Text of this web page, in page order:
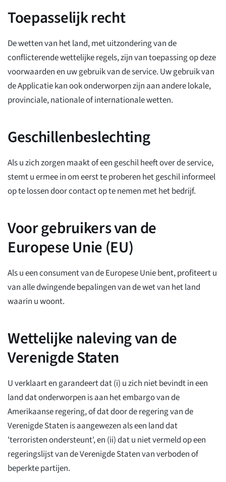
Toepasselijk recht
De wetten van het land, met uitzondering van de
conflicterende wettelijke regels, zijn van toepassing op deze
voorwaarden en uw gebruik van de service. Uw gebruik van
de Applicatie kan ook onderworpen zijn aan andere lokale,
provinciale, nationale of internationale wetten.
Geschillenbeslechting
Als u zich zorgen maakt of een geschil heeft over de service,
stemt u ermee in om eerst te proberen het geschil informeel
op te lossen door contact op te nemen met het bedrijf.
Voor gebruikers van de
Europese Unie (EU)
Als u een consument van de Europese Unie bent, profiteert u
van alle dwingende bepalingen van de wet van het land
waarin u woont.
Wettelijke naleving van de
Verenigde Staten
U verklaart en garandeert dat (i) u zich niet bevindt in een
land dat onderworpen is aan het embargo van de
Amerikaanse regering, of dat door de regering van de
Verenigde Staten is aangewezen als een land dat
'terroristen ondersteunt', en (ii) dat u niet vermeld op een
regeringslijst van de Verenigde Staten van verboden of
beperkte partijen.